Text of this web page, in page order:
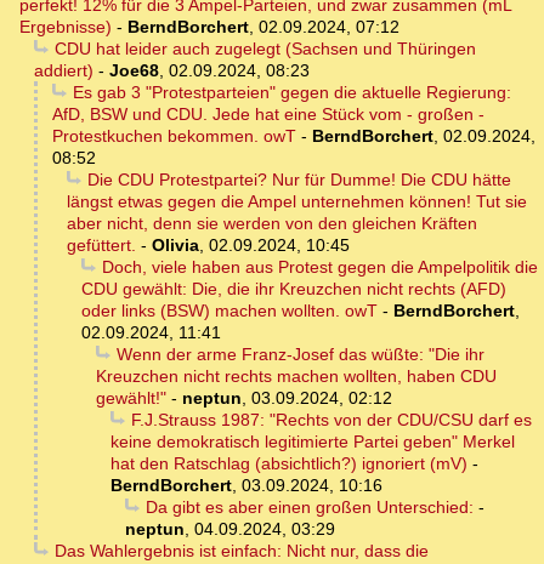
perfekt! 12% für die 3 Ampel-Parteien, und zwar zusammen (mL
Ergebnisse) - BerndBorchert, 02.09.2024, 07:12
CDU hat leider auch zugelegt (Sachsen und Thüringen
addiert) - Joe68, 02.09.2024, 08:23
Es gab 3 "Protestparteien" gegen die aktuelle Regierung:
AfD, BSW und CDU. Jede hat eine Stück vom - großen -
Protestkuchen bekommen. owT - BerndBorchert, 02.09.2024,
08:52
Die CDU Protestpartei? Nur für Dumme! Die CDU hätte
längst etwas gegen die Ampel unternehmen können! Tut sie
aber nicht, denn sie werden von den gleichen Kräften
gefüttert. - Olivia, 02.09.2024, 10:45
Doch, viele haben aus Protest gegen die Ampelpolitik die
CDU gewählt: Die, die ihr Kreuzchen nicht rechts (AFD)
oder links (BSW) machen wollten. owT - BerndBorchert,
02.09.2024, 11:41
Wenn der arme Franz-Josef das wüßte: "Die ihr
Kreuzchen nicht rechts machen wollten, haben CDU
gewählt!" - neptun, 03.09.2024, 02:12
F.J.Strauss 1987: "Rechts von der CDU/CSU darf es
keine demokratisch legitimierte Partei geben" Merkel
hat den Ratschlag (absichtlich?) ignoriert (mV) -
BerndBorchert, 03.09.2024, 10:16
Da gibt es aber einen großen Unterschied: -
neptun, 04.09.2024, 03:29
Das Wahlergebnis ist einfach: Nicht nur, dass die